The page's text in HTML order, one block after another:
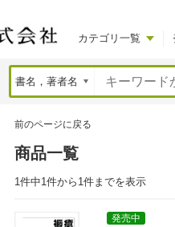
カテゴリ一覧
前のページに戻る
商品一覧
1件中1件から1件までを表示
発売中